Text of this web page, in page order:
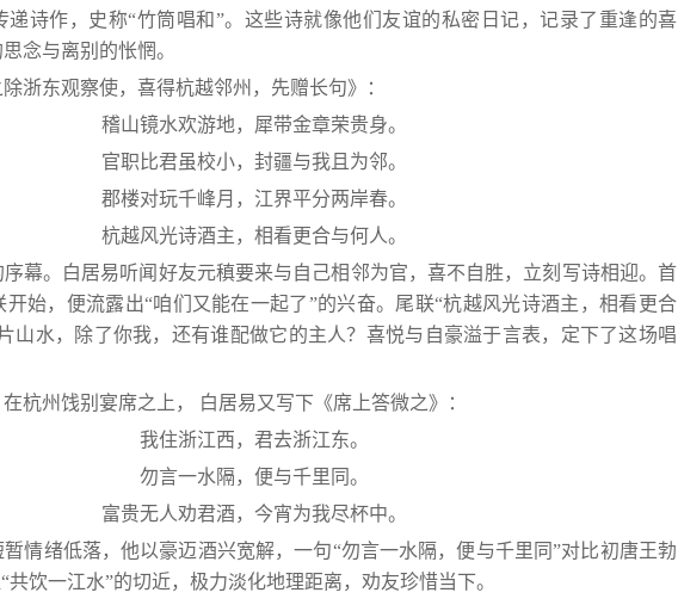
递诗作，史称“竹筒唱和”。这些诗就像他们友谊的私密日记，记录了重逢的喜
念与离别的怅惘。
浙东观察使，喜得杭越邻州，先赠长句》：
稽山镜水欢游地，犀带金章荣贵身。
官职比君虽校小，封疆与我且为邻。
郡楼对玩千峰月，江界平分两岸春。
杭越风光诗酒主，相看更合与何人。
幕。白居易听闻好友元稹要来与自己相邻为官，喜不自胜，立刻写诗相迎。首
始，便流露出“咱们又能在一起了”的兴奋。尾联“杭越风光诗酒主，相看更合
山水，除了你我，还有谁配做它的主人？喜悦与自豪溢于言表，定下了这场唱
杭州饯别宴席之上， 白居易又写下《席上答微之》：
我住浙江西，君去浙江东。
勿言一水隔，便与千里同。
富贵无人劝君酒，今宵为我尽杯中。
情绪低落，他以豪迈酒兴宽解，一句“勿言一水隔，便与千里同”对比初唐王勃
共饮一江水”的切近，极力淡化地理距离，劝友珍惜当下。